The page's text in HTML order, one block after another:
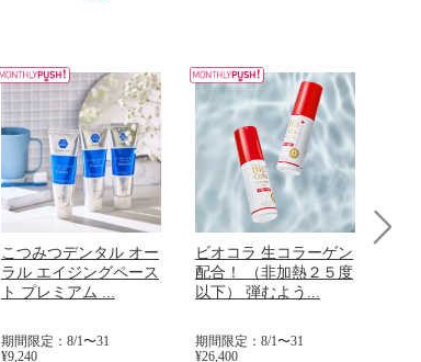
こつみつデンタル オー
ラル エイジングペース
ト プレミアム ...
期間限定：8/1〜31
¥9,240
ビオコラ 生コラーゲン
配合！ （非加熱２５度
以下） 弾むよう...
期間限定：8/1〜31
¥26,400